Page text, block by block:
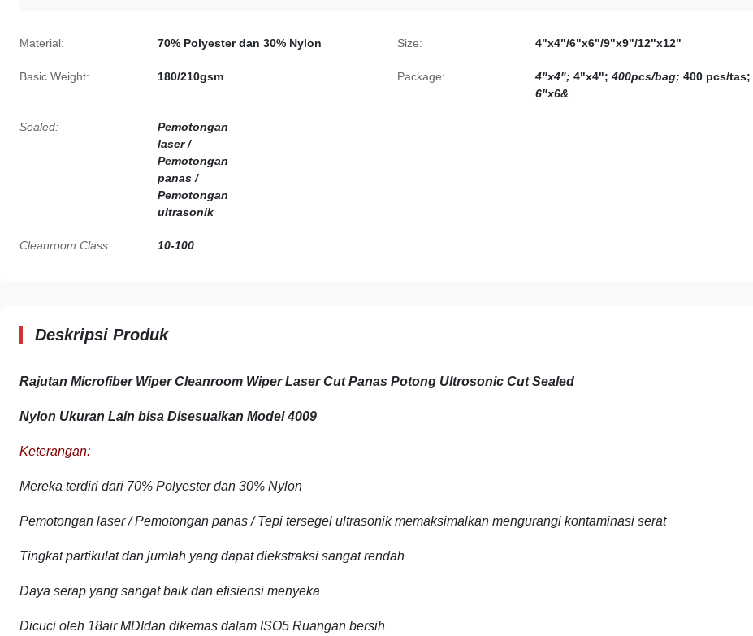
Material: 70% Polyester dan 30% Nylon Size: 4"x4"/6"x6"/9"x9"/12"x12"
Basic Weight: 180/210gsm Package: 4"x4"; 4"x4"; 400pcs/bag; 400 pcs/tas;
6"x6&
Sealed:
Pemotongan
laser /
Pemotongan
panas /
Pemotongan
ultrasonik
Cleanroom Class: 10-100
Deskripsi Produk
Rajutan Microfiber Wiper Cleanroom Wiper Laser Cut Panas Potong Ultrosonic Cut Sealed
Nylon Ukuran Lain bisa Disesuaikan Model 4009
Keterangan:
Mereka terdiri dari 70% Polyester dan 30% Nylon
Pemotongan laser / Pemotongan panas / Tepi tersegel ultrasonikmemaksimalkan mengurangi kontaminasi serat
Tingkat partikulat dan jumlah yang dapat diekstraksi sangat rendah
Daya serap yang sangat baik dan efisiensi menyeka
Dicuci oleh 18air MDIdan dikemas dalam ISO5 Ruangan bersih